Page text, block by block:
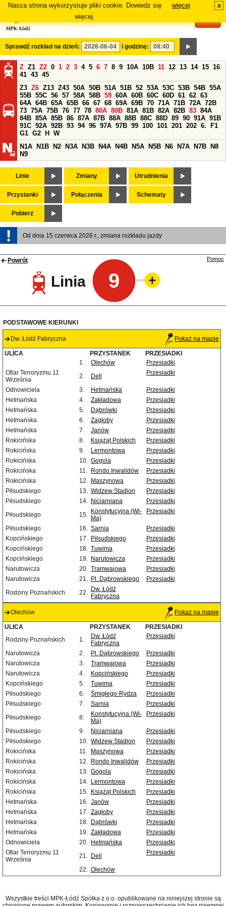
Nasza strona wykorzystuje pliki cookie. Dowiedz się
więcej.
więcej x
Sprawdź rozkład na dzień: i godzinę:
Z Z1 Z2 0 1 2 3 4 5 6 7 8 9 10A 10B 11 12 13 14 15 16
41 43 45
Z3 Z6 Z13 Z43 50A 50B 51A 51B 52 53A 53C 53B 54B 55A
55B 55C 56 57 58A 58B 59 60A 60B 60C 60D 61 62 63
64A 64B 65A 65B 66 67 68 69A 69B 70 71A 71B 72A 72B
73 75A 75B 76 77 78 80A 80B 81A 81B 82A 82B 83 84A
84B 85A 85B 86 87A 87B 88A 88B 88C 88D 89 90 91A 91B
91C 92A 92B 93 94 96 97A 97B 99 100 101 201 202 6.
F1
G1 G2 H
W
N1A
N1B N2 N3A N3B N4A N4B N5A N5B N6 N7A N7B
N8
N9
Linie Zmiany Utrudnienia
Przystanki Połączenia Schematy
Pobierz
Od dnia 15 czerwca 2026 r., zmiana rozkładu jazdy
Powrót
Linia 9
Pomoc
PODSTAWOWE KIERUNKI
Dw. Łódź Fabryczna Pokaż na mapie
ULICA PRZYSTANEK
PRZESIADKI
1.
Olechów
Przesiadki
Ofiar Terroryzmu 11
Września
2. Dell Przesiadki
Odnowiciela 3. Hetmańska
Przesiadki
Hetmańska
4. Zakładowa
Przesiadki
Hetmańska
5. Dąbrówki
Przesiadki
Hetmańska
6. Zagłoby
Przesiadki
Hetmańska
7. Janów
Przesiadki
Rokicińska
8. Książąt Polskich
Przesiadki
Rokicińska
9. Lermontowa
Przesiadki
Rokicińska
10. Gogola
Przesiadki
Rokicińska
11. Rondo Inwalidów
Przesiadki
Rokicińska
12. Maszynowa
Przesiadki
Piłsudskiego
13. Widzew Stadion
Przesiadki
Piłsudskiego
14. Niciarniana
Przesiadki
Piłsudskiego
15. Konstytucyjna (Wi-
Ma)
Przesiadki
Piłsudskiego 16. Sarnia
Przesiadki
Kopcińskiego
17. Piłsudskiego
Przesiadki
Kopcińskiego
18. Tuwima
Przesiadki
Kopcińskiego
19. Narutowicza
Przesiadki
Narutowicza
20. Tramwajowa
Przesiadki
Narutowicza
21. Pl. Dąbrowskiego
Przesiadki
Rodziny Poznańskich
22. Dw. Łódź
Fabryczna
Olechów Pokaż na mapie
ULICA PRZYSTANEK
PRZESIADKI
Rodziny Poznańskich
1.
Dw. Łódź
Fabryczna
Przesiadki
Narutowicza 2. Pl. Dąbrowskiego
Przesiadki
Narutowicza
3. Tramwajowa
Przesiadki
Narutowicza
4. Kopcińskiego
Przesiadki
Kopcińskiego
5. Tuwima
Przesiadki
Piłsudskiego
6. Śmigłego-Rydza
Przesiadki
Piłsudskiego
7. Sarnia
Przesiadki
Piłsudskiego
8.
Konstytucyjna (Wi-
Ma)
Przesiadki
Piłsudskiego 9. Niciarniana
Przesiadki
Piłsudskiego
10. Widzew Stadion
Przesiadki
Rokicińska
11. Maszynowa
Przesiadki
Rokicińska
12. Rondo Inwalidów
Przesiadki
Rokicińska
13. Gogola
Przesiadki
Rokicińska
14. Lermontowa
Przesiadki
Rokicińska
15. Książąt Polskich
Przesiadki
Hetmańska
16. Janów
Przesiadki
Hetmańska
17. Zagłoby
Przesiadki
Hetmańska
18. Dąbrówki
Przesiadki
Hetmańska
19. Zakładowa
Przesiadki
Odnowiciela
20. Hetmańska
Przesiadki
Ofiar Terroryzmu 11
Września
21. Dell Przesiadki
22. Olechów
Wszystkie treści MPK-Łódź Spółka z o.o. opublikowane na niniejszej stronie są